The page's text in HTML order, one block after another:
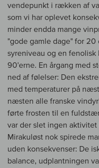
vendepunkt i rækken af
som vi har oplevet
minder endda mange
"gode gamle dage" for
syreniveau og en fenolisk
90'erne. En årgang med
ned af følelser: Den
med temperaturer på
næsten alle franske
førte frosten til en
var der slet ingen
Mirakuløst nok spirede
uden konsekvenser: De
balance, udplantningen